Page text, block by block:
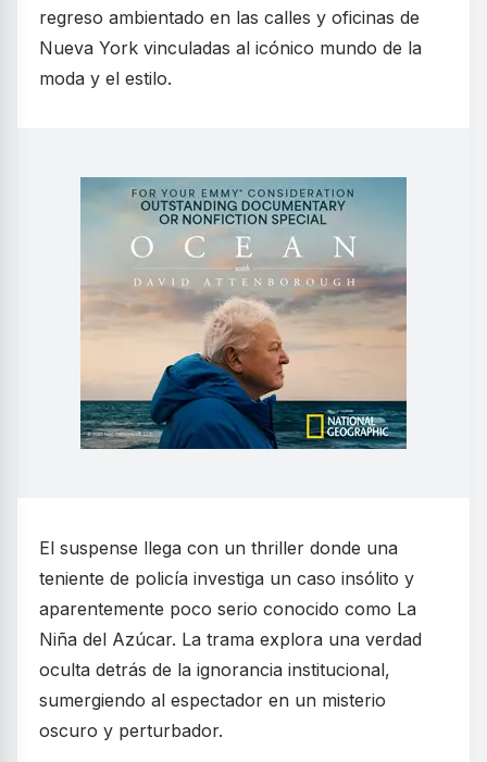
regreso ambientado en las calles y oficinas de
Nueva York vinculadas al icónico mundo de la
moda y el estilo.
El suspense llega con un thriller donde una
teniente de policía investiga un caso insólito y
aparentemente poco serio conocido como La
Niña del Azúcar. La trama explora una verdad
oculta detrás de la ignorancia institucional,
sumergiendo al espectador en un misterio
oscuro y perturbador.